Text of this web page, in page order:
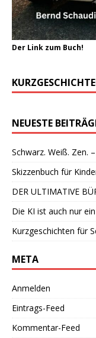
Der Link zum Buch!
NEUESTE
Schwarz. Weiß. Zen.
Skizzenbuch für
DER ULTIMATIVE
Die KI ist auch nur
Kurzgeschichten für
META
Anmelden
Eintrags-Feed
Kommentar-Feed